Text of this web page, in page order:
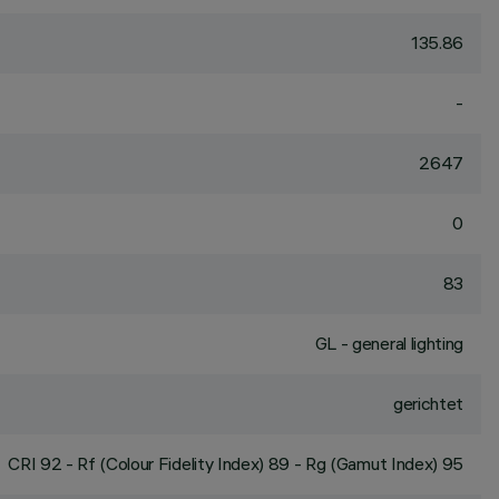
135.86
-
2647
0
83
GL - general lighting
gerichtet
CRI 92 - Rf (Colour Fidelity Index) 89 - Rg (Gamut Index) 95